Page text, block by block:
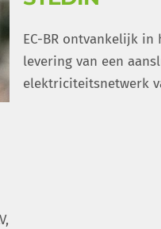
EC-BR ontvankelijk
levering van een
elektriciteitsnetwerk